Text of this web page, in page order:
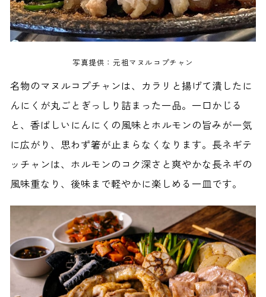
写真提供：元祖マヌルコプチャン
名物のマヌルコプチャンは、カラリと揚げて潰したに
んにくが丸ごとぎっしり詰まった一品。一口かじる
と、香ばしいにんにくの風味とホルモンの旨みが一気
に広がり、思わず箸が止まらなくなります。長ネギテ
ッチャンは、ホルモンのコク深さと爽やかな長ネギの
風味重なり、後味まで軽やかに楽しめる一皿です。